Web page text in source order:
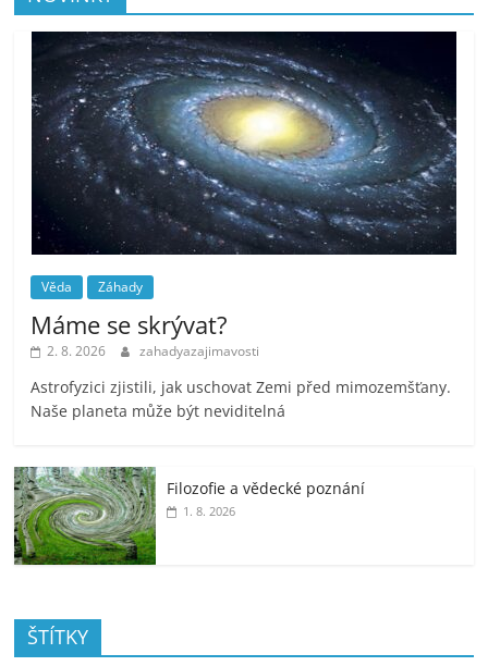
Věda Záhady
Máme se skrývat?
2. 8. 2026 zahadyazajimavosti
Astrofyzici zjistili, jak uschovat Zemi před mimozemšťany.
Naše planeta může být neviditelná
Filozofie a vědecké poznání
1. 8. 2026
ŠTÍTKY